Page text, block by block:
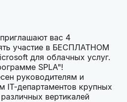
вас 4
участие в БЕСПЛАТНОМ
для облачных услуг.
SPLA"!
руководителям и
IT-департаментов крупных
вертикалей